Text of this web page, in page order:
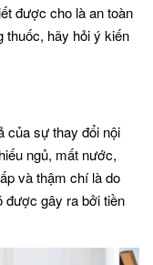
được cho là an toàn
thuốc, hãy hỏi ý kiến
của sự thay đổi nội
ngủ, mất nước,
và thậm chí là do
được gây ra bởi tiền